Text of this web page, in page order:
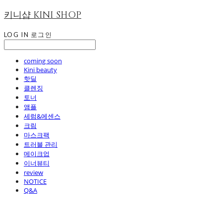
키니샵 KINI SHOP
LOG IN 로그인
coming soon
Kini beauty
핫딜
클렌징
토너
앰플
세럼&에센스
크림
마스크팩
트러블 관리
메이크업
이너뷰티
review
NOTICE
Q&A